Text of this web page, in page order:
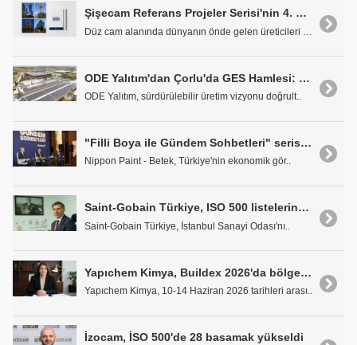
Şişecam Referans Projeler Serisi'nin 4. Kitabı Yayınlandı
ODE Yalıtım'dan Çorlu'da GES Hamlesi: Yıllık 1.939 Ton Karbon Azaltımı
ODE Yalıtım, sürdürülebilir üretim vizyonu doğrult..
"Filli Boya ile Gündem Sohbetleri" serisinin yeni durağı Diyarbakır oldu
Nippon Paint - Betek, Türkiye'nin ekonomik gör..
Saint-Gobain Türkiye, ISO 500 listelerinde 4 şirketiyle yerini aldı
Saint-Gobain Türkiye, İstanbul Sanayi Odası'nı..
Yapıchem Kimya, Buildex 2026'da bölgesel büyüme hedeflerini güçlendirdi
Yapıchem Kimya, 10-14 Haziran 2026 tarihleri arası..
İzocam, İSO 500'de 28 basamak yükseldi